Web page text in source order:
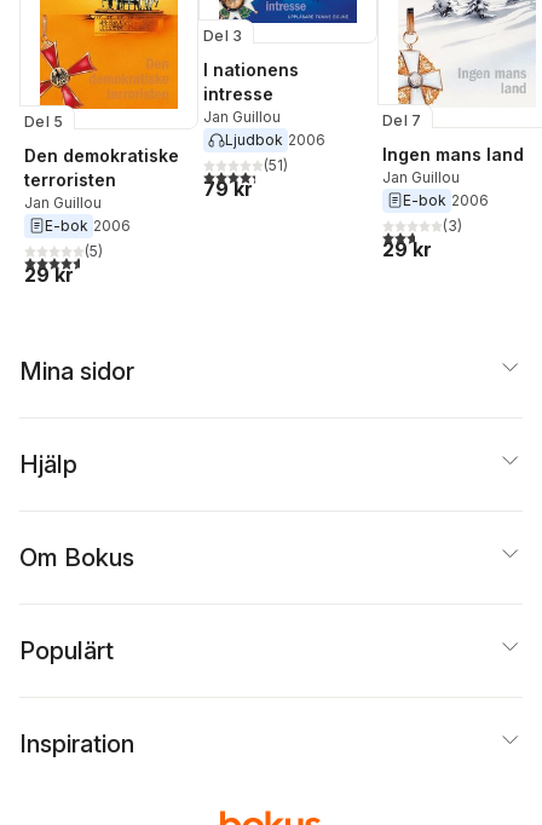
Del 5
Den demokratiske
terroristen
Jan Guillou
E-bok 2006
4,6utav 5 stjärnor. Totalt antal röster:
(5)
29 kr
Del 3
I nationens
intresse
Jan Guillou
Ljudbok 2006
4,3utav 5 stjärnor. Totalt antal röster:
(51)
79 kr
Del 7
Ingen mans land
Jan Guillou
E-bok 2006
2,7utav 5 stjärnor.
(3)
29 kr
Mina sidor
Hjälp
Om Bokus
Populärt
Inspiration